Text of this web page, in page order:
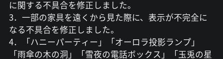
に関する不具合を修正しました。
3．一部の家具を遠くから見た際に、表示が不完全に
なる不具合を修正しました。
4．「ハニーパーティー」「オーロラ投影ランプ」
「雨傘の木の洞」「雪夜の電話ボックス」「玉兎の星